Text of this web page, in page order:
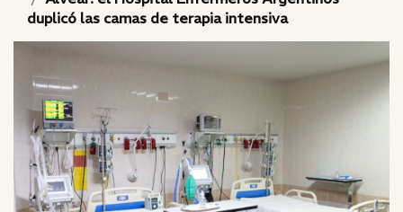
duplicó las camas de terapia intensiva